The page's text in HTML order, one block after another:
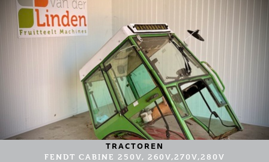
TRACTOREN
FENDT CABINE 250V, 260V,270V,280V